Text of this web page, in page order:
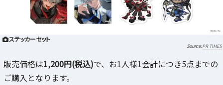
ステッカーセット
PR TIMES
販売価格は1,200円(税込)で、お1人様1会計につき5点までの
ご購入となります。